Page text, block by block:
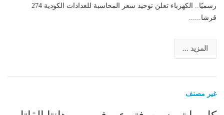
رسميًا.. الكهرباء تعلن توحيد سعر المحاسبة للعدادات الكودية 274
قرشا......
المزيد ...
غير مصنف